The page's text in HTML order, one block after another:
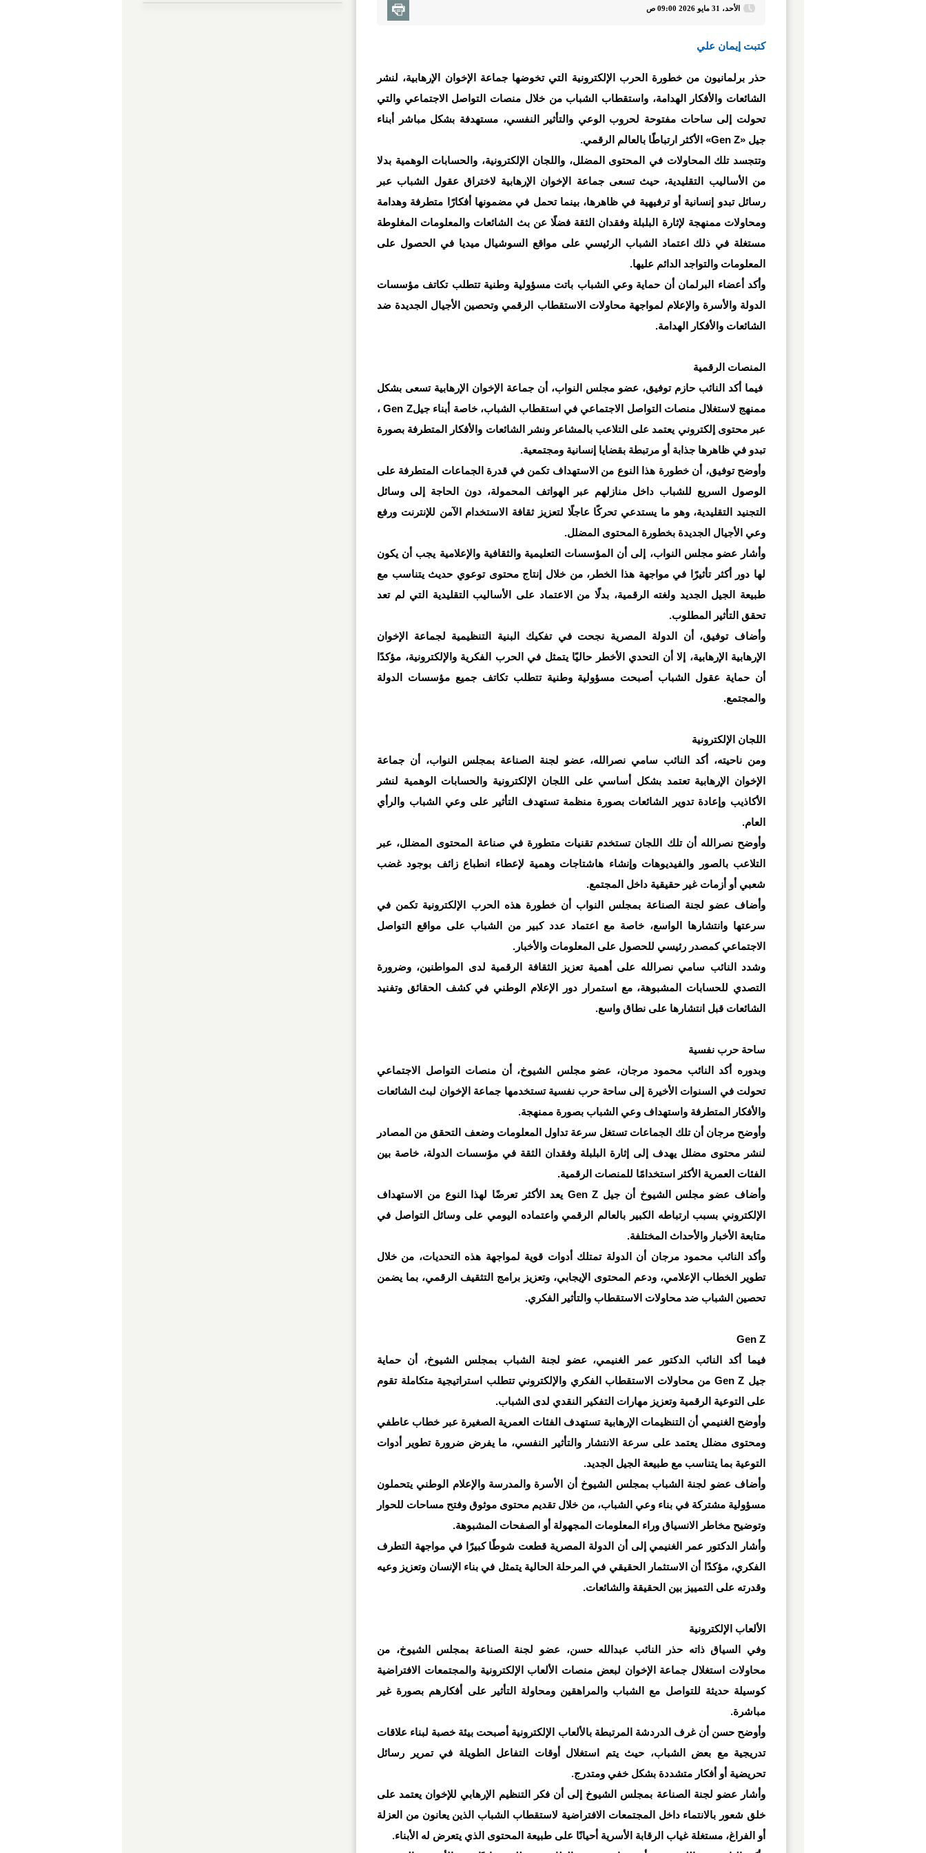
الأحد، 31 مايو 2026 09:00 ص
كتبت إيمان علي
حذر برلمانيون من خطورة الحرب الإلكترونية التي تخوضها جماعة الإخوان الإرهابية، لنشر
الشائعات والأفكار الهدامة، واستقطاب الشباب من خلال منصات التواصل الاجتماعي والتي
تحولت إلى ساحات مفتوحة لحروب الوعي والتأثير النفسي، مستهدفة بشكل مباشر أبناء
جيل «Gen Z» الأكثر ارتباطًا بالعالم الرقمي.
وتتجسد تلك المحاولات في المحتوى المضلل، واللجان الإلكترونية، والحسابات الوهمية بدلا
من الأساليب التقليدية، حيث تسعى جماعة الإخوان الإرهابية لاختراق عقول الشباب عبر
رسائل تبدو إنسانية أو ترفيهية في ظاهرها، بينما تحمل في مضمونها أفكارًا متطرفة وهدامة
ومحاولات ممنهجة لإثارة البلبلة وفقدان الثقة فضلًا عن بث الشائعات والمعلومات المغلوطة
مستغلة في ذلك اعتماد الشباب الرئيسي على مواقع السوشيال ميديا في الحصول على
المعلومات والتواجد الدائم عليها.
وأكد أعضاء البرلمان أن حماية وعي الشباب باتت مسؤولية وطنية تتطلب تكاتف مؤسسات
الدولة والأسرة والإعلام لمواجهة محاولات الاستقطاب الرقمي وتحصين الأجيال الجديدة ضد
الشائعات والأفكار الهدامة.
المنصات الرقمية
فيما أكد النائب حازم توفيق، عضو مجلس النواب، أن جماعة الإخوان الإرهابية تسعى بشكل
ممنهج لاستغلال منصات التواصل الاجتماعي في استقطاب الشباب، خاصة أبناء جيلGen Z ،
عبر محتوى إلكتروني يعتمد على التلاعب بالمشاعر ونشر الشائعات والأفكار المتطرفة بصورة
تبدو في ظاهرها جذابة أو مرتبطة بقضايا إنسانية ومجتمعية.
وأوضح توفيق، أن خطورة هذا النوع من الاستهداف تكمن في قدرة الجماعات المتطرفة على
الوصول السريع للشباب داخل منازلهم عبر الهواتف المحمولة، دون الحاجة إلى وسائل
التجنيد التقليدية، وهو ما يستدعي تحركًا عاجلًا لتعزيز ثقافة الاستخدام الآمن للإنترنت ورفع
وعي الأجيال الجديدة بخطورة المحتوى المضلل.
وأشار عضو مجلس النواب، إلى أن المؤسسات التعليمية والثقافية والإعلامية يجب أن يكون
لها دور أكثر تأثيرًا في مواجهة هذا الخطر، من خلال إنتاج محتوى توعوي حديث يتناسب مع
طبيعة الجيل الجديد ولغته الرقمية، بدلًا من الاعتماد على الأساليب التقليدية التي لم تعد
تحقق التأثير المطلوب.
وأضاف توفيق، أن الدولة المصرية نجحت في تفكيك البنية التنظيمية لجماعة الإخوان
الإرهابية الإرهابية، إلا أن التحدي الأخطر حاليًا يتمثل في الحرب الفكرية والإلكترونية، مؤكدًا
أن حماية عقول الشباب أصبحت مسؤولية وطنية تتطلب تكاتف جميع مؤسسات الدولة
والمجتمع.
اللجان الإلكترونية
ومن ناحيته، أكد النائب سامي نصرالله، عضو لجنة الصناعة بمجلس النواب، أن جماعة
الإخوان الإرهابية تعتمد بشكل أساسي على اللجان الإلكترونية والحسابات الوهمية لنشر
الأكاذيب وإعادة تدوير الشائعات بصورة منظمة تستهدف التأثير على وعي الشباب والرأي
العام.
وأوضح نصرالله أن تلك اللجان تستخدم تقنيات متطورة في صناعة المحتوى المضلل، عبر
التلاعب بالصور والفيديوهات وإنشاء هاشتاجات وهمية لإعطاء انطباع زائف بوجود غضب
شعبي أو أزمات غير حقيقية داخل المجتمع.
وأضاف عضو لجنة الصناعة بمجلس النواب أن خطورة هذه الحرب الإلكترونية تكمن في
سرعتها وانتشارها الواسع، خاصة مع اعتماد عدد كبير من الشباب على مواقع التواصل
الاجتماعي كمصدر رئيسي للحصول على المعلومات والأخبار .
وشدد النائب سامي نصرالله على أهمية تعزيز الثقافة الرقمية لدى المواطنين، وضرورة
التصدي للحسابات المشبوهة، مع استمرار دور الإعلام الوطني في كشف الحقائق وتفنيد
الشائعات قبل انتشارها على نطاق واسع.
ساحة حرب نفسية
وبدوره أكد النائب محمود مرجان، عضو مجلس الشيوخ، أن منصات التواصل الاجتماعي
تحولت في السنوات الأخيرة إلى ساحة حرب نفسية تستخدمها جماعة الإخوان لبث الشائعات
والأفكار المتطرفة واستهداف وعي الشباب بصورة ممنهجة.
وأوضح مرجان أن تلك الجماعات تستغل سرعة تداول المعلومات وضعف التحقق من المصادر
لنشر محتوى مضلل يهدف إلى إثارة البلبلة وفقدان الثقة في مؤسسات الدولة، خاصة بين
الفئات العمرية الأكثر استخدامًا للمنصات الرقمية.
وأضاف عضو مجلس الشيوخ أن جيل Gen Zيعد الأكثر تعرضًا لهذا النوع من الاستهداف
الإلكتروني بسبب ارتباطه الكبير بالعالم الرقمي واعتماده اليومي على وسائل التواصل في
متابعة الأخبار والأحداث المختلفة.
وأكد النائب محمود مرجان أن الدولة تمتلك أدوات قوية لمواجهة هذه التحديات، من خلال
تطوير الخطاب الإعلامي، ودعم المحتوى الإيجابي، وتعزيز برامج التثقيف الرقمي، بما يضمن
تحصين الشباب ضد محاولات الاستقطاب والتأثير الفكري.
Gen Z
فيما أكد النائب الدكتور عمر الغنيمي، عضو لجنة الشباب بمجلس الشيوخ، أن حماية
جيل Gen Z من محاولات الاستقطاب الفكري والإلكتروني تتطلب استراتيجية متكاملة تقوم
على التوعية الرقمية وتعزيز مهارات التفكير النقدي لدى الشباب.
وأوضح الغنيمي أن التنظيمات الإرهابية تستهدف الفئات العمرية الصغيرة عبر خطاب عاطفي
ومحتوى مضلل يعتمد على سرعة الانتشار والتأثير النفسي، ما يفرض ضرورة تطوير أدوات
التوعية بما يتناسب مع طبيعة الجيل الجديد.
وأضاف عضو لجنة الشباب بمجلس الشيوخ أن الأسرة والمدرسة والإعلام الوطني يتحملون
مسؤولية مشتركة في بناء وعي الشباب، من خلال تقديم محتوى موثوق وفتح مساحات للحوار
وتوضيح مخاطر الانسياق وراء المعلومات المجهولة أو الصفحات المشبوهة.
وأشار الدكتور عمر الغنيمي إلى أن الدولة المصرية قطعت شوطًا كبيرًا في مواجهة التطرف
الفكري، مؤكدًا أن الاستثمار الحقيقي في المرحلة الحالية يتمثل في بناء الإنسان وتعزيز وعيه
وقدرته على التمييز بين الحقيقة والشائعات.
الألعاب الإلكترونية
وفي السياق ذاته حذر النائب عبدالله حسن، عضو لجنة الصناعة بمجلس الشيوخ، من
محاولات استغلال جماعة الإخوان لبعض منصات الألعاب الإلكترونية والمجتمعات الافتراضية
كوسيلة حديثة للتواصل مع الشباب والمراهقين ومحاولة التأثير على أفكارهم بصورة غير
مباشرة.
وأوضح حسن أن غرف الدردشة المرتبطة بالألعاب الإلكترونية أصبحت بيئة خصبة لبناء علاقات
تدريجية مع بعض الشباب، حيث يتم استغلال أوقات التفاعل الطويلة في تمرير رسائل
تحريضية أو أفكار متشددة بشكل خفي ومتدرج.
وأشار عضو لجنة الصناعة بمجلس الشيوخ إلى أن فكر التنظيم الإرهابي للإخوان يعتمد على
خلق شعور بالانتماء داخل المجتمعات الافتراضية لاستقطاب الشباب الذين يعانون من العزلة
أو الفراغ، مستغلة غياب الرقابة الأسرية أحيانًا على طبيعة المحتوى الذي يتعرض له الأبناء.